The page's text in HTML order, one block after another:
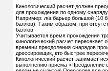
Кинологический расчет должен
для прохождения по одному
Например: л/а барьер большой (10
баллов). Таким образом, при
баллов
Учитывается время прохождения
кинологический расчет
времени преодоления снарядов
дрессировщик, кто быстрее
Кинологический расчет занимает
выполнению приема «Преодоление